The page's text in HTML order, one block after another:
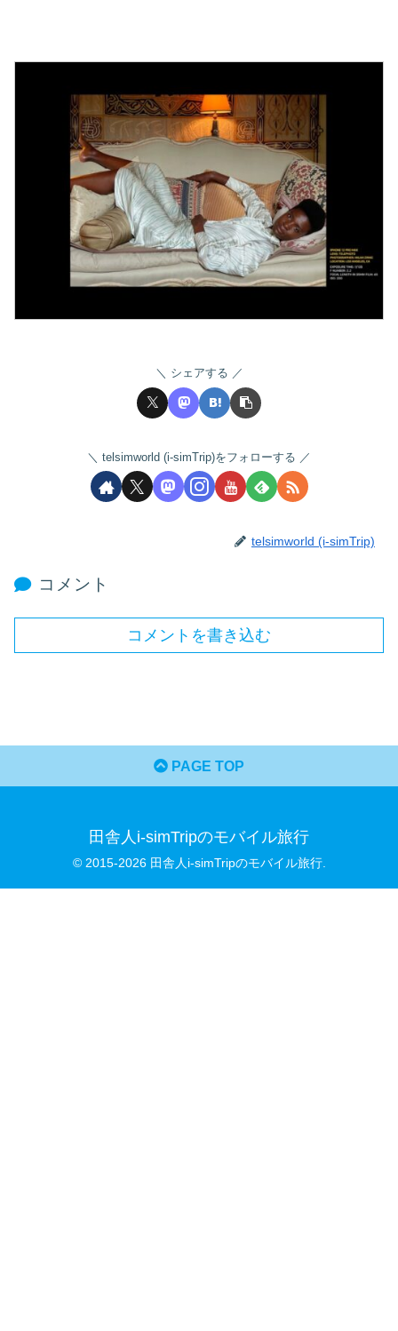
シェアする
telsimworld (i-simTrip)をフォローする
telsimworld (i-simTrip)
コメント
コメントを書き込む
PAGE TOP
田舎人i-simTripのモバイル旅行
© 2015-2026 田舎人i-simTripのモバイル旅行.